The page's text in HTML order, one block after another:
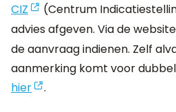
CIZ
(Centrum
advies afgeven. Via de
de aanvraag indienen. Zelf
aanmerking komt voor
hier
.